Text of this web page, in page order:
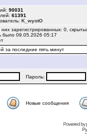
90031
61391
K_wyotO
них зарегистрированных: 0,
было 09.05.2026 05:17
за последние пять минут
Пароль:
Новые сообщения
Powered by